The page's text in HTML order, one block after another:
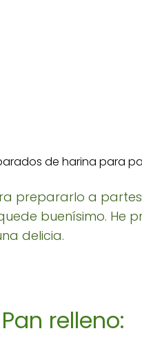
de harina para
prepararlo a
buenísimo. He
delicia.
relleno: